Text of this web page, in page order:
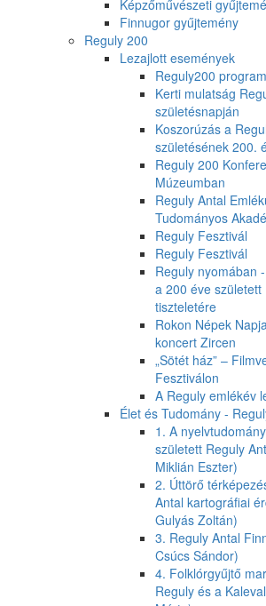
Képzőművészeti
Finnugor gyűjtemény
Reguly 200
Lezajlott események
Reguly200
Kerti mulatság
születésnapján
Koszorúzás a
születésének 200.
Reguly 200
Múzeumban
Reguly Antal
Tudományos
Reguly Fesztivál
Reguly Fesztivál
Reguly nyomában
a 200 éve született
tiszteletére
Rokon Népek
koncert Zircen
„Sötét ház” –
Fesztiválon
A Reguly emlékév
Élet és Tudomány -
1. A
született Reguly
Miklián Eszter)
2. Úttörő
Antal kartográfiai
Gulyás Zoltán)
3. Reguly Antal
Csúcs Sándor)
4. Folklórgyűjtő
Reguly és a